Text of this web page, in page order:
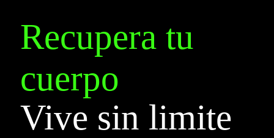
Recupera tu
cuerpo
Vive sin limite